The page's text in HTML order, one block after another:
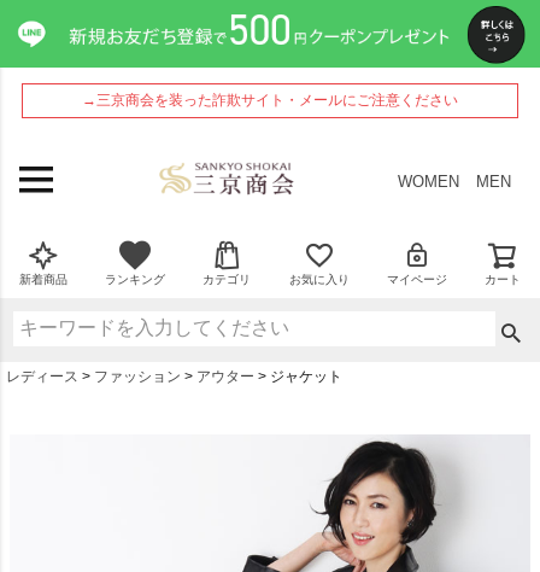
→三京商会を装った詐欺サイト・メールにご注意ください
WOMEN MEN
新着商品 ランキング カテゴリ お気に入り マイページ カート
レディース ファッション アウター ジャケット